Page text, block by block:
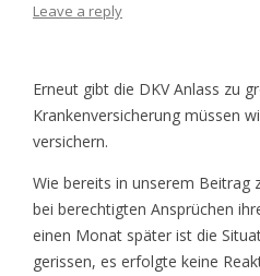
Leave a reply
Erneut gibt die DKV Anlass zu
Krankenversicherung müssen
versichern.
Wie bereits in unserem Beitrag
bei berechtigten Ansprüchen
einen Monat später ist die
gerissen, es erfolgte keine